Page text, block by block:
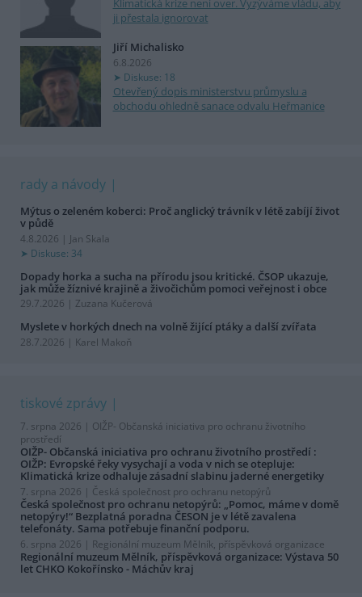
ji přestala ignorovat
Jiří Michalisko
6.8.2026
Diskuse: 18
Otevřený dopis ministerstvu průmyslu a
obchodu ohledně sanace odvalu Heřmanice
rady a návody
Mýtus o zeleném koberci: Proč anglický trávník v létě zabíjí život
v půdě
4.8.2026 | Jan Skala
Diskuse: 34
Dopady horka a sucha na přírodu jsou kritické. ČSOP ukazuje,
jak může žíznivé krajině a živočichům pomoci veřejnost i obce
29.7.2026 | Zuzana Kučerová
Myslete v horkých dnech na volně žijící ptáky a další zvířata
28.7.2026 | Karel Makoň
tiskové zprávy
7. srpna 2026 | OIŽP- Občanská iniciativa pro ochranu životního
prostředí
OIŽP- Občanská iniciativa pro ochranu životního prostředí :
OIŽP: Evropské řeky vysychají a voda v nich se otepluje:
Klimatická krize odhaluje zásadní slabinu jaderné energetiky
7. srpna 2026 | Česká společnost pro ochranu netopýrů
Česká společnost pro ochranu netopýrů: „Pomoc, máme v domě
netopýry!“ Bezplatná poradna ČESON je v létě zavalena
telefonáty. Sama potřebuje finanční podporu.
6. srpna 2026 | Regionální muzeum Mělník, příspěvková organizace
Regionální muzeum Mělník, příspěvková organizace: Výstava 50
let CHKO Kokořínsko - Máchův kraj